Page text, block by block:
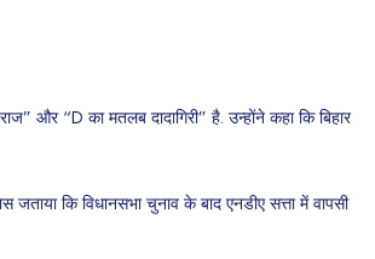
और “D का मतलब दादागिरी” है. उन्होंने कहा कि बिहार
कि विधानसभा चुनाव के बाद एनडीए सत्ता में वापसी